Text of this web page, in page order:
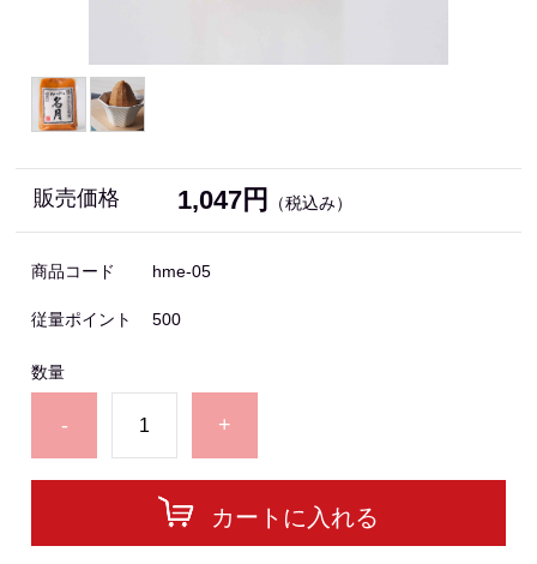
販売価格 1,047円 （税込み）
商品コード hme-05
従量ポイント 500
数量
- +
カートに入れる